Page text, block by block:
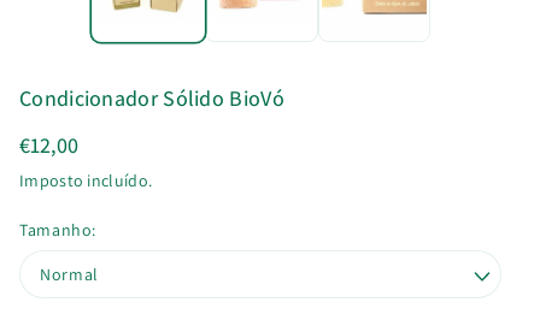
Condicionador Sólido BioVó
€12,00
Imposto incluído.
Tamanho: